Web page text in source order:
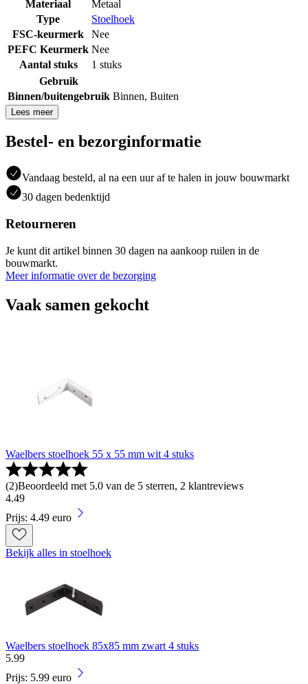
Materiaal
Metaal
Type
Stoelhoek
FSC-keurmerk
Nee
PEFC Keurmerk Nee
Aantal stuks
1 stuks
Gebruik
Binnen/buitengebruik Binnen, Buiten
Lees meer
Bestel- en bezorginformatie
Vandaag besteld, al na een uur af te halen in jouw bouwmarkt
30 dagen bedenktijd
Retourneren
Je kunt dit artikel binnen 30 dagen na aankoop ruilen in de
bouwmarkt.
Meer informatie over de bezorging
Vaak samen gekocht
Waelbers stoelhoek 55 x 55 mm wit 4 stuks
(2)Beoordeeld met 5.0 van de 5 sterren, 2 klantreviews
4.49
Prijs: 4.49 euro
Bekijk alles in stoelhoek
Waelbers stoelhoek 85x85 mm zwart 4 stuks
5.99
Prijs: 5.99 euro